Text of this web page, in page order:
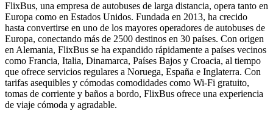
FlixBus, una empresa de autobuses de larga distancia, opera tanto en
Europa como en Estados Unidos. Fundada en 2013, ha crecido
hasta convertirse en uno de los mayores operadores de autobuses de
Europa, conectando más de 2500 destinos en 30 países. Con origen
en Alemania, FlixBus se ha expandido rápidamente a países vecinos
como Francia, Italia, Dinamarca, Países Bajos y Croacia, al tiempo
que ofrece servicios regulares a Noruega, España e Inglaterra. Con
tarifas asequibles y cómodas comodidades como Wi-Fi gratuito,
tomas de corriente y baños a bordo, FlixBus ofrece una experiencia
de viaje cómoda y agradable.